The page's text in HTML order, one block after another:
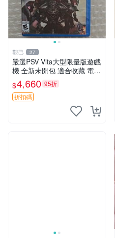
觀己 27
嚴選PSV Vita大型限量版遊戲
機 全新未開包 適合收藏 電玩
Vita 遊戲機 氣質機具 未拆封
娛樂機具
$4,660 95折
折扣碼